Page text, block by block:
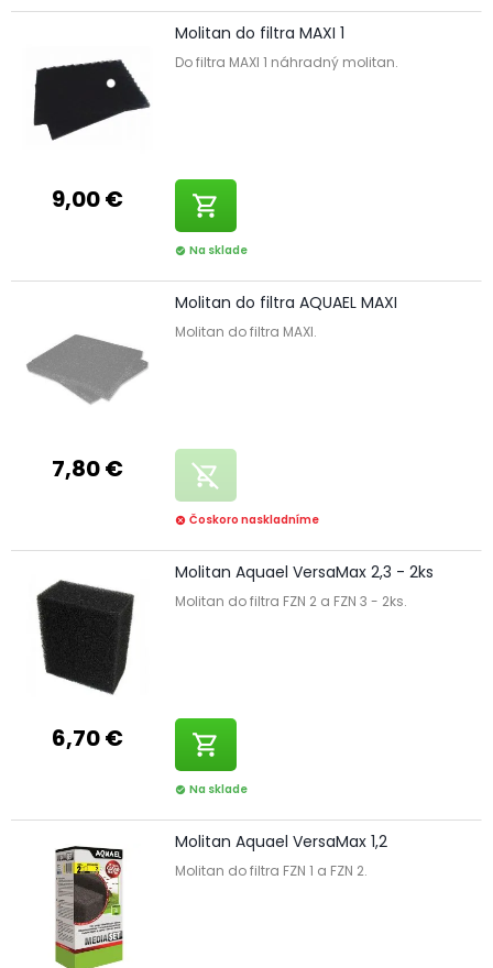
9,00 €
Molitan do filtra MAXI 1
Do filtra MAXI 1 náhradný molitan.
shopping_cart
check_circle Na sklade
7,80 €
Molitan do filtra AQUAEL MAXI
Molitan do filtra MAXI.
remove_shopping_cart
cancel Čoskoro naskladníme
6,70 €
Molitan Aquael VersaMax 2,3 - 2ks
Molitan do filtra FZN 2 a FZN 3 - 2ks.
shopping_cart
check_circle Na sklade
Molitan Aquael VersaMax 1,2
Molitan do filtra FZN 1 a FZN 2.